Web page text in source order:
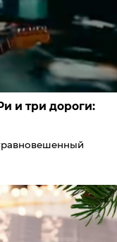
и три дороги: